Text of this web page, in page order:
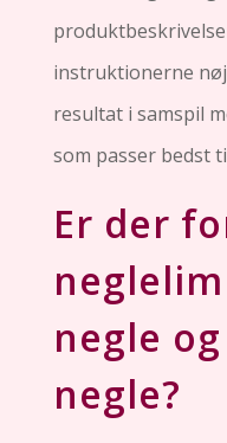
instruktionerne
resultat i samspil
som passer bedst
Er der
negle
negle?